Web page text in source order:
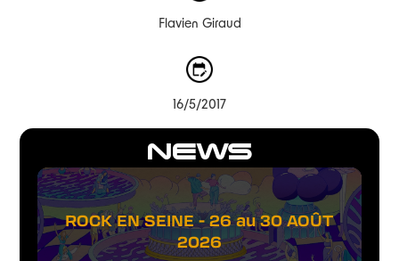
NEWS
ROCK EN SEINE - 26 au 30 AOÛT
2026
Flavien Giraud
16/5/2017